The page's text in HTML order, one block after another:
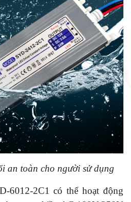
an toàn cho người sử dụng
6012-2C1 có thể hoạt động